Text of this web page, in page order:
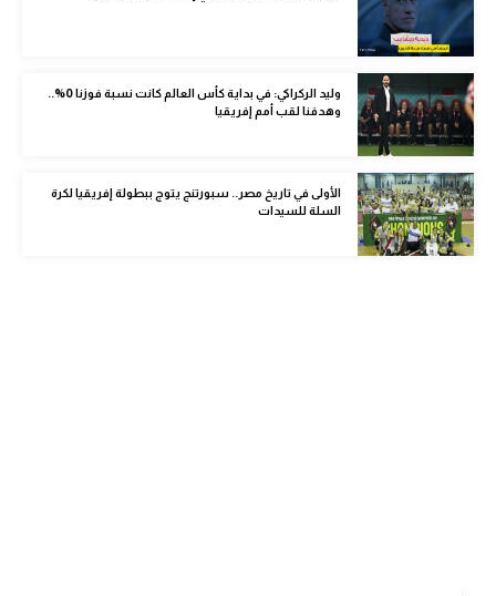
الوطن العربي
رياضة نسائية
آسيا
أمريكا
ركن الألعاب
وليد الركراكي: في بداية كأس العالم كانت نسبة فوزنا 0%..
وهدفنا لقب أمم إفريقيا
الأولى في تاريخ مصر.. سبورتنج يتوج ببطولة إفريقيا لكرة
السلة للسيدات